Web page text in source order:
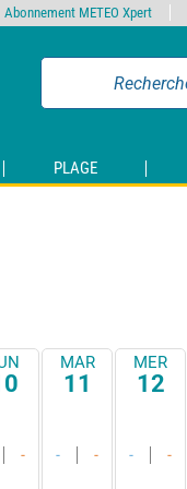
PLAGE
-
MAR
11
- -
MER
12
- -
Abonnement METEO Xpert